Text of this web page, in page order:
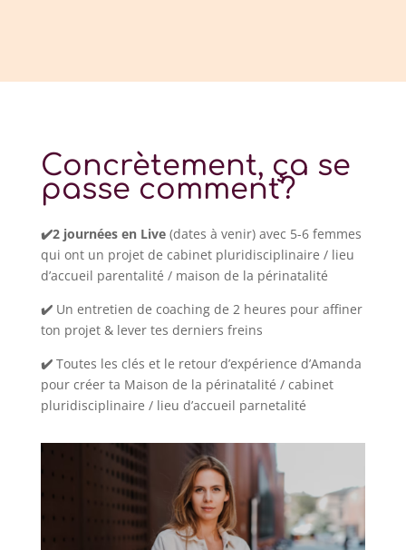
Concrètement, ça se
passe comment?
✔️2 journées en Live(dates à venir) avec 5-6 femmes
qui ont un projet de cabinet pluridisciplinaire / lieu
d’accueil parentalité / maison de la périnatalité
✔️Un entretien de coaching de 2 heures pour affiner
ton projet & lever tes derniers freins
✔️ Toutes les clés et le retour d’expérience d’Amanda
pour créer ta Maison de la périnatalité / cabinet
pluridisciplinaire / lieu d’accueil parnetalité